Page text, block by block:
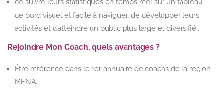
de suivre leurs statistiques en temps réel sur un tableau
de bord visuel et facile à naviguer, de développer leurs
activités et d’atteindre un public plus large et diversifié..
Rejoindre Mon Coach, quels avantages ?
Être référencé dans le 1er annuaire de coachs de la région
MENA.